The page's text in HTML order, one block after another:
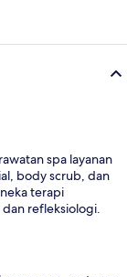
spa layanan
body scrub, dan
terapi
refleksiologi.